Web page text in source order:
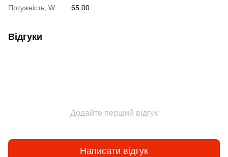
Потужність, W
65.00
Відгуки
Додайте перший відгук
Написати відгук